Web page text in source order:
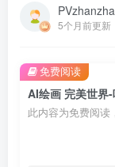
5个月前更新
AI绘画 完美世界
此内容为免费阅读
免费阅读